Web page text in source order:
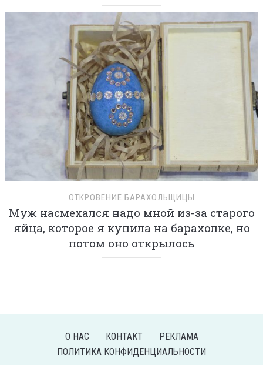
ОТКРОВЕНИЕ БАРАХОЛЬЩИЦЫ
Муж насмехался надо мной из-за старого
яйца, которое я купила на барахолке, но
потом оно открылось
О НАС КОНТАКТ
РЕКЛАМА
ПОЛИТИКА КОНФИДЕНЦИАЛЬНОСТИ